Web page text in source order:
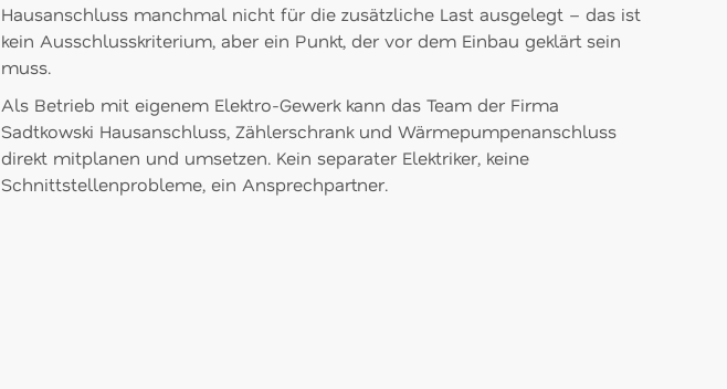
Hausanschluss manchmal nicht für die zusätzliche Last ausgelegt – das ist
kein Ausschlusskriterium, aber ein Punkt, der vor dem Einbau geklärt sein
muss.
Als Betrieb mit eigenem Elektro-Gewerk kann das Team der Firma
Sadtkowski Hausanschluss, Zählerschrank und Wärmepumpenanschluss
direkt mitplanen und umsetzen. Kein separater Elektriker, keine
Schnittstellenprobleme, ein Ansprechpartner.